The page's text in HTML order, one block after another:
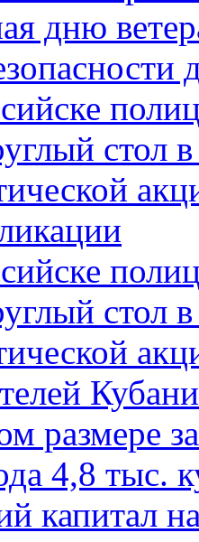
дню
стол
стол
размере
4,8 тыс.
капитал